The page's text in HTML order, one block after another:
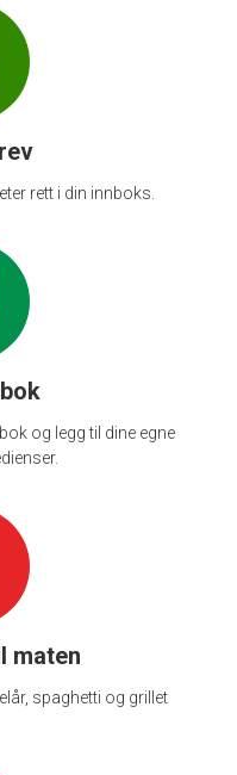
rett i din innboks.
og legg til dine egne
maten
spaghetti og grillet